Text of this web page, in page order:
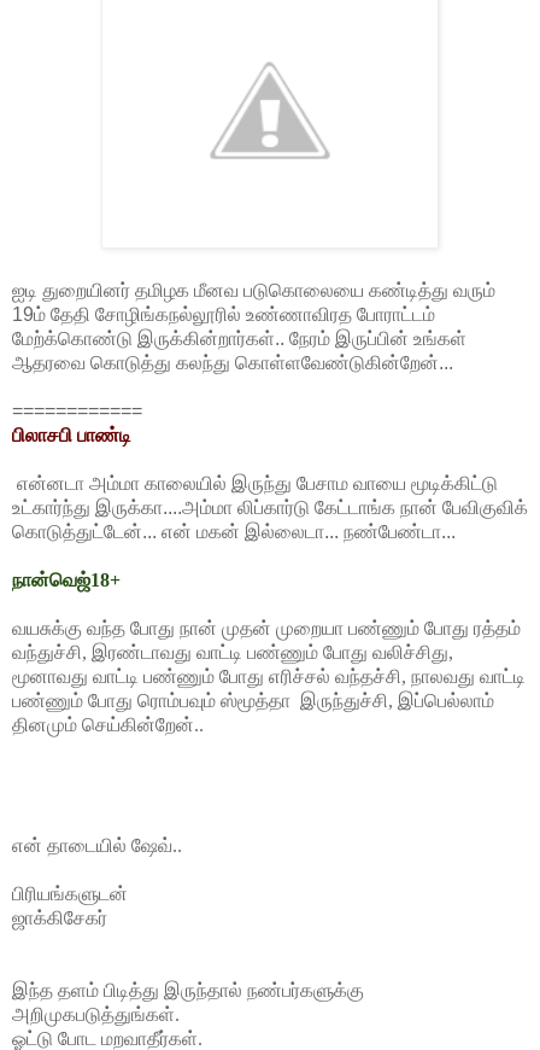
ஐடி துறையினர் தமிழக மீனவ படுகொலையை கண்டித்து வரும்
19ம் தேதி சோழிங்கநல்லூரில் உண்ணாவிரத போராட்டம்
மேற்க்கொண்டு இருக்கின்றார்கள்.. நேரம் இருப்பின் உங்கள்
ஆதரவை கொடுத்து கலந்து கொள்ளவேண்டுகின்றேன்...
============
பிலாசபி பாண்டி
என்னடா அம்மா காலையில் இருந்து பேசாம வாயை மூடிக்கிட்டு
உட்கார்ந்து இருக்கா....அம்மா லிப்கார்டு கேட்டாங்க நான் பேவிகுவிக்
கொடுத்துட்டேன்... என் மகன் இல்லைடா... நண்பேண்டா...
நான்வெஜ்18+
வயசுக்கு வந்த போது நான் முதன் முறையா பண்ணும் போது ரத்தம்
வந்துச்சி, இரண்டாவது வாட்டி பண்ணும் போது வலிச்சிது,
மூனாவது வாட்டி பண்ணும் போது எரிச்சல் வந்தச்சி, நாலவது வாட்டி
பண்ணும் போது ரொம்பவும் ஸ்மூத்தா இருந்துச்சி, இப்பெல்லாம்
தினமும் செய்கின்றேன்..
என் தாடையில் ஷேவ்..
பிரியங்களுடன்
ஜாக்கிசேகர்
இந்த தளம் பிடித்து இருந்தால் நண்பர்களுக்கு
அறிமுகபடுத்துங்கள்.
ஓட்டு போட மறவாதீர்கள்.